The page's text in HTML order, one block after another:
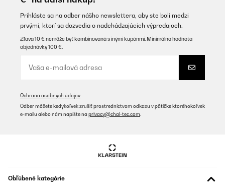
Prihláste sa na odber nášho newslettera, aby ste boli medzi
prvými, ktorí sa dozvedia o nadchádzajúcich výpredajoch.
Zľava 10 € nemôže byť kombinovaná s inými kupónmi. Minimálna hodnota
objednávky 100 €.
Ochrana osobných údajov
Odber môžete kedykoľvek zrušiť prostredníctvom odkazu v pätičke ktoréhokoľvek
e-mailu alebo nám napíšte na privacy@chal-tec.com
Obľúbené kategórie